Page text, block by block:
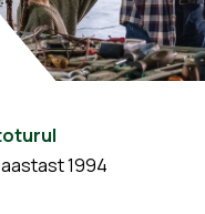
1994